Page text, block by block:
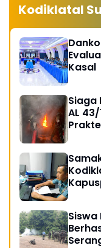
Kodiklatal
Kasal
Siaga
AL
Siswa